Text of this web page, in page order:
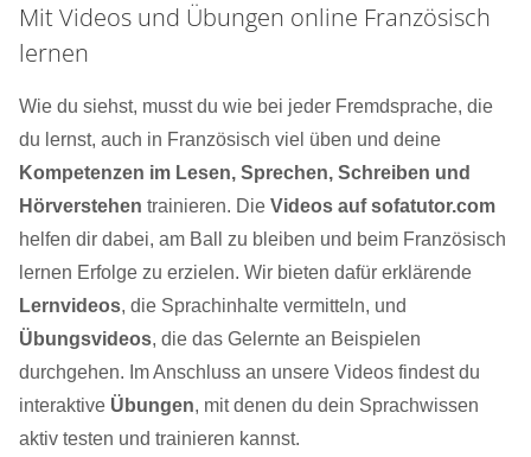
Mit Videos und Übungen online Französisch
lernen
Wie du siehst, musst du wie bei jeder Fremdsprache, die
du lernst, auch in Französisch viel üben und deine
Kompetenzen im Lesen, Sprechen, Schreiben und
Hörverstehen trainieren. Die Videos auf sofatutor.com
helfen dir dabei, am Ball zu bleiben und beim Französisch
lernen Erfolge zu erzielen. Wir bieten dafür erklärende
Lernvideos, die Sprachinhalte vermitteln, und
Übungsvideos, die das Gelernte an Beispielen
durchgehen. Im Anschluss an unsere Videos findest du
interaktive Übungen, mit denen du dein Sprachwissen
aktiv testen und trainieren kannst.